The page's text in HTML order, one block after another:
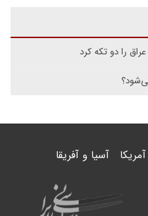
را دو تکه کرد
آمریکا آسیا و آفریقا